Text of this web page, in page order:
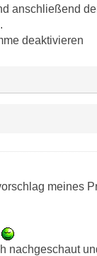
anschließend
deaktivieren
meines
nachgeschaut